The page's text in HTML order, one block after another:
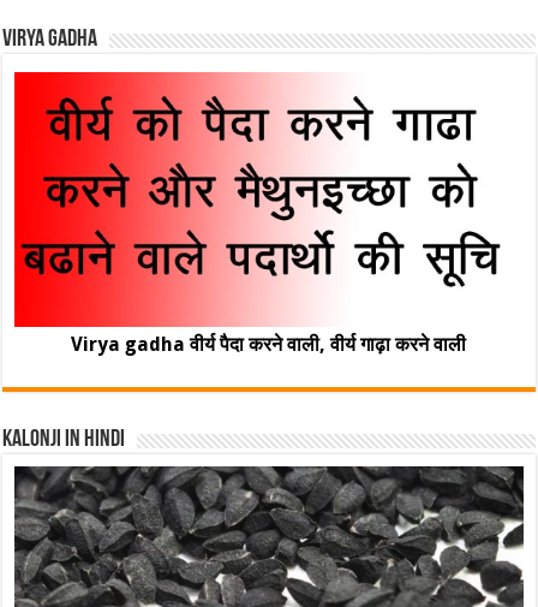
Virya Gadha
Virya gadha वीर्य पैदा करने वाली, वीर्य गाढ़ा करने वाली
Kalonji In Hindi